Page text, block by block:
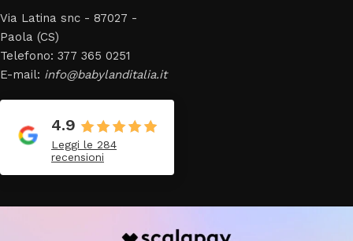
Via Latina snc - 87027 -
Paola (CS)
Telefono: 377 365 0251
E-mail: info@babylanditalia.it
4.9
Leggi le 284
recensioni